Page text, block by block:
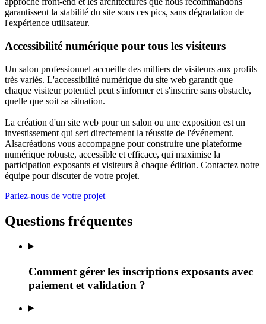
garantissent la stabilité du site sous ces pics, sans dégradation de
l'expérience utilisateur.
Accessibilité numérique pour tous les visiteurs
Un salon professionnel accueille des milliers de visiteurs aux profils
très variés. L'accessibilité numérique du site web garantit que
chaque visiteur potentiel peut s'informer et s'inscrire sans obstacle,
quelle que soit sa situation.
La création d'un site web pour un salon ou une exposition est un
investissement qui sert directement la réussite de l'événement.
Alsacréations vous accompagne pour construire une plateforme
numérique robuste, accessible et efficace, qui maximise la
participation exposants et visiteurs à chaque édition. Contactez notre
équipe pour discuter de votre projet.
Parlez-nous de votre projet
Questions fréquentes
Comment gérer les inscriptions exposants avec
paiement et validation ?